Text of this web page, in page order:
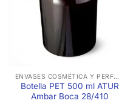
ENVASES COSMÉTICA Y PERFUMERÍA
Botella PET 500 ml ATUR
Ambar Boca 28/410